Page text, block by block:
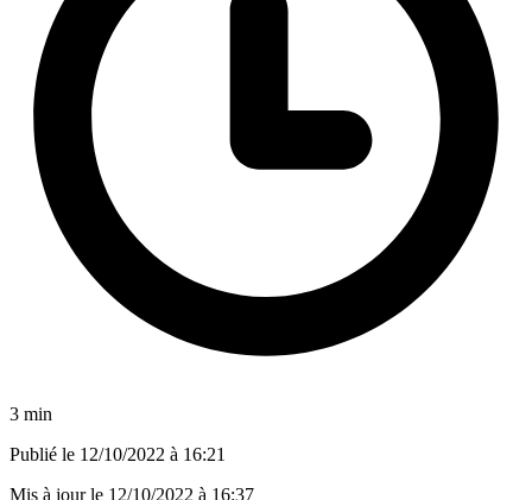
3 min
Publié le 12/10/2022 à 16:21
Mis à jour le 12/10/2022 à 16:37